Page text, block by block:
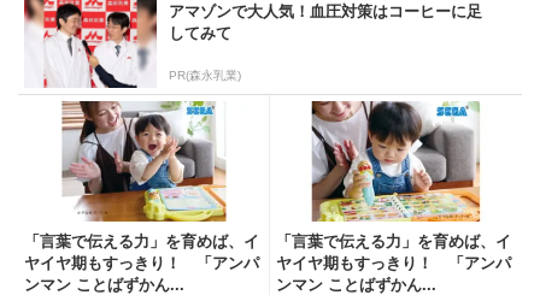
アマゾンで大人気！血圧対策はコーヒーに足
してみて
PR(森永乳業)
「言葉で伝える力」を育めば、イ
ヤイヤ期もすっきり！ 「アンパ
ンマン ことばずかん...
「言葉で伝える力」を育めば、イ
ヤイヤ期もすっきり！ 「アンパ
ンマン ことばずかん...